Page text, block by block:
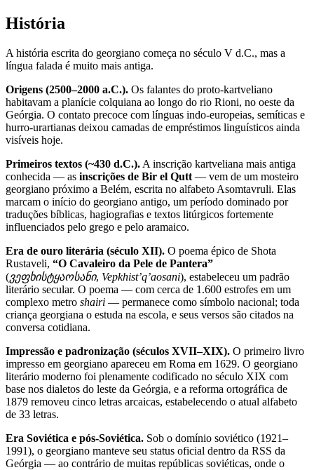
História
A história escrita do georgiano começa no século V d.C., mas a
língua falada é muito mais antiga.
Origens (2500–2000 a.C.). Os falantes do proto-kartveliano
habitavam a planície colquiana ao longo do rio Rioni, no oeste da
Geórgia. O contato precoce com línguas indo-europeias, semíticas e
hurro-urartianas deixou camadas de empréstimos linguísticos ainda
visíveis hoje.
Primeiros textos (~430 d.C.). A inscrição kartveliana mais antiga
conhecida — as inscrições de Bir el Qutt — vem de um mosteiro
georgiano próximo a Belém, escrita no alfabeto Asomtavruli. Elas
marcam o início do georgiano antigo, um período dominado por
traduções bíblicas, hagiografias e textos litúrgicos fortemente
influenciados pelo grego e pelo aramaico.
Era de ouro literária (século XII). O poema épico de Shota
Rustaveli, “O Cavaleiro da Pele de Pantera”
(ვეფხისტყაოსანი, Vepkhist’q’aosani), estabeleceu um padrão
literário secular. O poema — com cerca de 1.600 estrofes em um
complexo metro shairi — permanece como símbolo nacional; toda
criança georgiana o estuda na escola, e seus versos são citados na
conversa cotidiana.
Impressão e padronização (séculos XVII–XIX). O primeiro livro
impresso em georgiano apareceu em Roma em 1629. O georgiano
literário moderno foi plenamente codificado no século XIX com
base nos dialetos do leste da Geórgia, e a reforma ortográfica de
1879 removeu cinco letras arcaicas, estabelecendo o atual alfabeto
de 33 letras.
Era Soviética e pós-Soviética. Sob o domínio soviético (1921–
1991), o georgiano manteve seu status oficial dentro da RSS da
Geórgia — ao contrário de muitas repúblicas soviéticas, onde o